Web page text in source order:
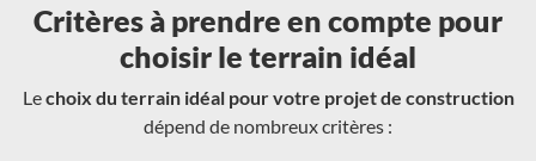
Critères à prendre en compte pour
choisir le terrain idéal
Lechoix du terrain idéal pour votre projet de construction
dépend de nombreux critères :